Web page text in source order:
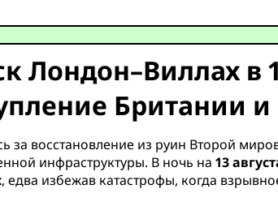
Лондон–Виллах в
Британии
за восстановление из руин Второй
инфраструктуры. В ночь на13
, едва избежав катастрофы, когда